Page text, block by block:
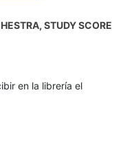
STUDY SCORE
en la librería el